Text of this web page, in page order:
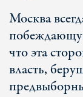
Москва
что эта
власть,